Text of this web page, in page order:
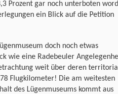
Prozent gar noch unterboten
ein Blick auf die Petition
doch noch etwas
wie eine Radebeuler
weit über deren
Flugkilometer! Die am weitesten
des Lügenmuseums kommt aus